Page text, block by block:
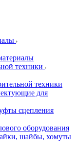
техники
техники
для
сцепления
оборудования
шайбы, хомуты